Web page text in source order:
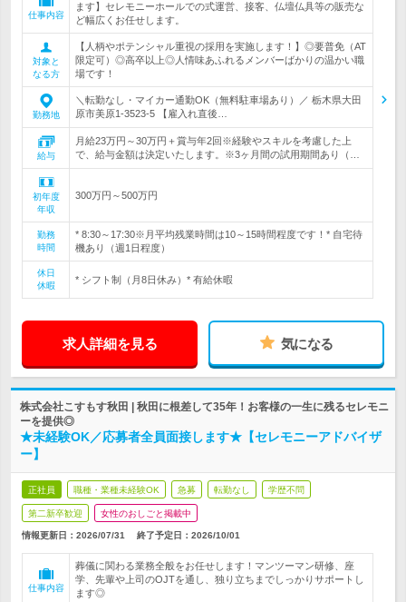
仕事内容
ます】セレモニーホールでの式運営、接客、仏壇仏具等の販売な
ど幅広くお任せします。
対象と
なる方
【人柄やポテンシャル重視の採用を実施します！】◎要普免（AT
限定可）◎高卒以上◎人情味あふれるメンバーばかりの温かい職
場です！
勤務地
＼転勤なし・マイカー通勤OK（無料駐車場あり）／ 栃木県大田
原市美原1-3523-5 【雇入れ直後…
給与
月給23万円～30万円＋賞与年2回※経験やスキルを考慮した上
で、給与金額は決定いたします。※3ヶ月間の試用期間あり（…
初年度
年収
300万円～500万円
勤務
時間
* 8:30～17:30※月平均残業時間は10～15時間程度です！* 自宅待
機あり（週1日程度）
休日
休暇
* シフト制（月8日休み）* 有給休暇
求人詳細を見る 気になる
株式会社こすもす秋田 | 秋田に根差して35年！お客様の一生に残るセレモニ
ーを提供◎
★未経験OK／応募者全員面接します★【セレモニーアドバイザ
ー】
正社員 職種・業種未経験OK 急募 転勤なし 学歴不問
第二新卒歓迎 女性のおしごと掲載中
情報更新日：2026/07/31 終了予定日： 2026/10/01
仕事内容
葬儀に関わる業務全般をお任せします！マンツーマン研修、座
学、先輩や上司のOJTを通し、独り立ちまでしっかりサポートし
ます◎